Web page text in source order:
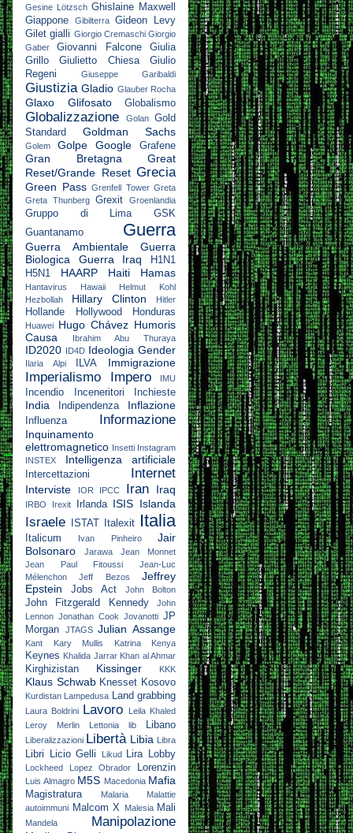
Gesine Lötzsch Ghislaine Maxwell
Giappone
Gibilterra Gideon Levy
Gilet gialli Giorgio Cremaschi Giorgio
Gaber
Giovanni Falcone
Giulia
Grillo
Giulietto Chiesa
Giulio
Regeni
Giuseppe Garibaldi
Giustizia Gladio Glauber Rocha
Glaxo Glifosato Globalismo
Globalizzazione Golan Gold
Standard
Goldman Sachs
Golem Golpe Google Grafene
Gran Bretagna
Great
Reset/Grande Reset Grecia
Green Pass Grenfell Tower Greta
Greta Thunberg Grexit Groenlandia
Gruppo di Lima
GSK
Guantanamo
Guerra
Guerra Ambientale
Guerra
Biologica
Guerra Iraq
H1N1
H5N1
HAARP Haiti Hamas
Hantavirus Hawaii
Helmut Kohl
Hezbollah
Hillary Clinton Hitler
Hollande Hollywood Honduras
Huawei Hugo Chávez Humoris
Causa
Ibrahim Abu Thuraya
ID2020 ID4D Ideologia Gender
Ilaria Alpi ILVA Immigrazione
Imperialismo Impero IMU
Incendio Inceneritori Inchieste
India Indipendenza Inflazione
Influenza Informazione
Inquinamento
elettromagnetico Insetti Instagram
INSTEX
Intelligenza artificiale
Intercettazioni Internet
Interviste IOR IPCC Iran Iraq
IRBO Irexit Irlanda ISIS Islanda
Israele ISTAT Italexit Italia
Italicum Ivan Pinheiro
Jair
Bolsonaro
Jarawa
Jean Monnet
Jean Paul Fitoussi
Jean-Luc
Mélenchon
Jeff Bezos
Jeffrey
Epstein
Jobs Act John Bolton
John Fitzgerald Kennedy
John
Lennon Jonathan Cook Jovanotti JP
Morgan
JTAGS Julian Assange
Kant Kary Mullis Katrina Kenya
Keynes Khalida Jarrar Khan al Ahmar
Kirghizistan Kissinger KKK
Klaus Schwab Knesset Kosovo
Kurdistan Lampedusa Land grabbing
Laura Boldrini Lavoro
Leila Khaled
Leroy Merlin
Lettonia lib Libano
Liberalizzazioni Libertà Libia Libra
Libri Licio Gelli Likud Lira Lobby
Lockheed Lopez Obrador Lorenzin
Luis Almagro M5S Macedonia Mafia
Magistratura Malaria
Malattie
autoimmuni Malcom X Malesia Mali
Mandela Manipolazione